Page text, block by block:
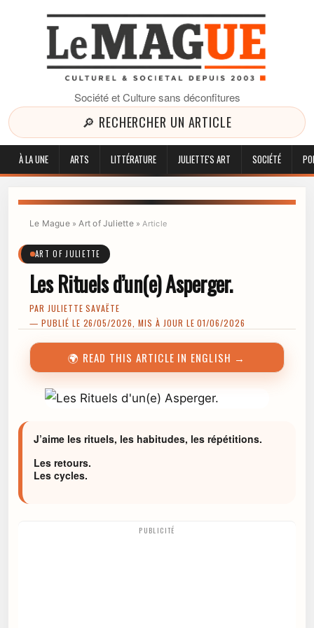
Société et Culture sans déconfitures
🔎 RECHERCHER UN ARTICLE
À LA UNE ARTS LITTÉRATURE JULIETTE'S ART SOCIÉTÉ
Le Mague»Art of Juliette »Article
ART OF JULIETTE
Les Rituels d’un(e) Asperger.
PAR JULIETTE SAVAËTE
— PUBLIÉ LE 26/05/2026, MIS À JOUR LE 01/06/2026
🌍 READ THIS ARTICLE IN ENGLISH →
J’aime les rituels, les habitudes, les répétitions.
Les retours.
Les cycles.
PUBLICITÉ